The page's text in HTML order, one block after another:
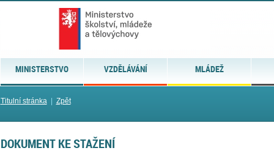
MINISTERSTVO VZDĚLÁVÁNÍ MLÁDEŽ
Titulní stránka| Zpět
DOKUMENT KE STAŽENÍ